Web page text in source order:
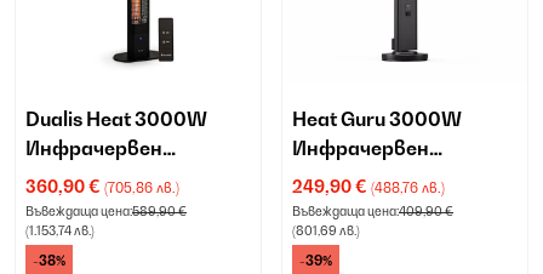
Dualis Heat 3000W
Инфрачервен
нагревател черен
360,90 € (705,86 лв.)
Въвеждаща цена:589,90 €
(1.153,74 лв.)
-38%
Heat Guru 3000W
Инфрачервен
нагревател черен
249,90 € (488,76 лв.)
Въвеждаща цена:409,90 €
(801,69 лв.)
-39%